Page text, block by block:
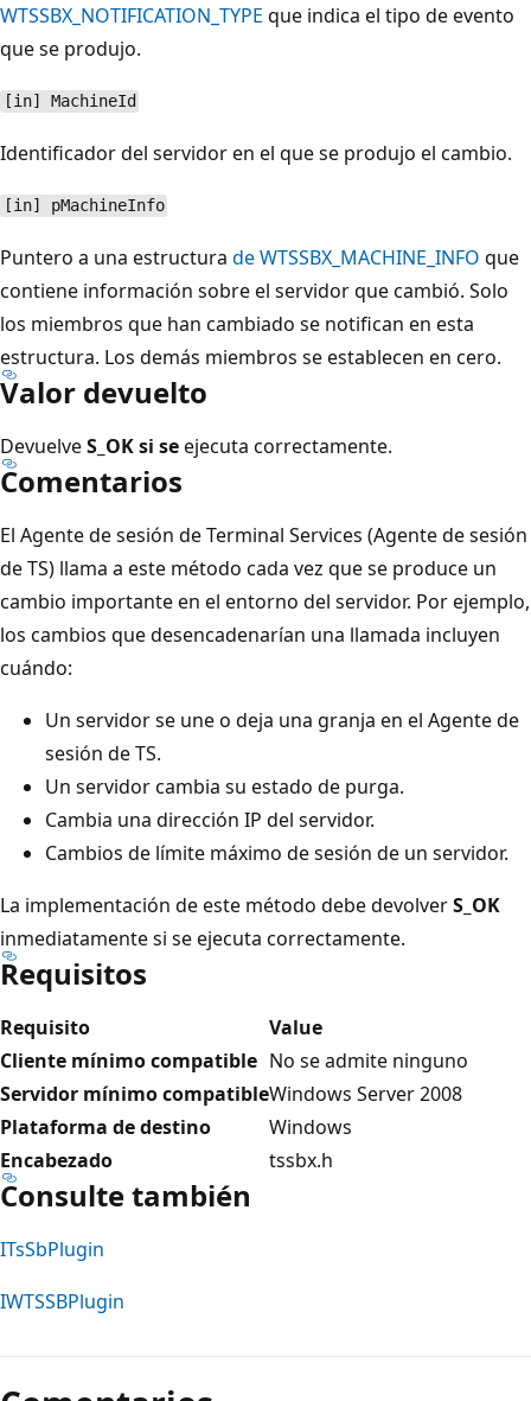
WTSSBX_NOTIFICATION_TYPE que indica el tipo de evento
que se produjo.
[in] MachineId
Identificador del servidor en el que se produjo el cambio.
[in] pMachineInfo
Puntero a una estructura de WTSSBX_MACHINE_INFO que
contiene información sobre el servidor que cambió. Solo
los miembros que han cambiado se notifican en esta
estructura. Los demás miembros se establecen en cero.
Valor devuelto
DevuelveS_OK si seejecuta correctamente.
Comentarios
El Agente de sesión de Terminal Services (Agente de sesión
de TS) llama a este método cada vez que se produce un
cambio importante en el entorno del servidor. Por ejemplo,
los cambios que desencadenarían una llamada incluyen
cuándo:
Un servidor se une o deja una granja en el Agente de
sesión de TS.
Un servidor cambia su estado de purga.
Cambia una dirección IP del servidor.
Cambios de límite máximo de sesión de un servidor.
La implementación de este método debe devolverS_OK
inmediatamente si se ejecuta correctamente.
Requisitos
Requisito
Value
Cliente mínimo compatible No se admite ninguno
Servidor mínimo compatibleWindows Server 2008
Plataforma de destino
Windows
Encabezado
tssbx.h
Consulte también
ITsSbPlugin
IWTSSBPlugin
de